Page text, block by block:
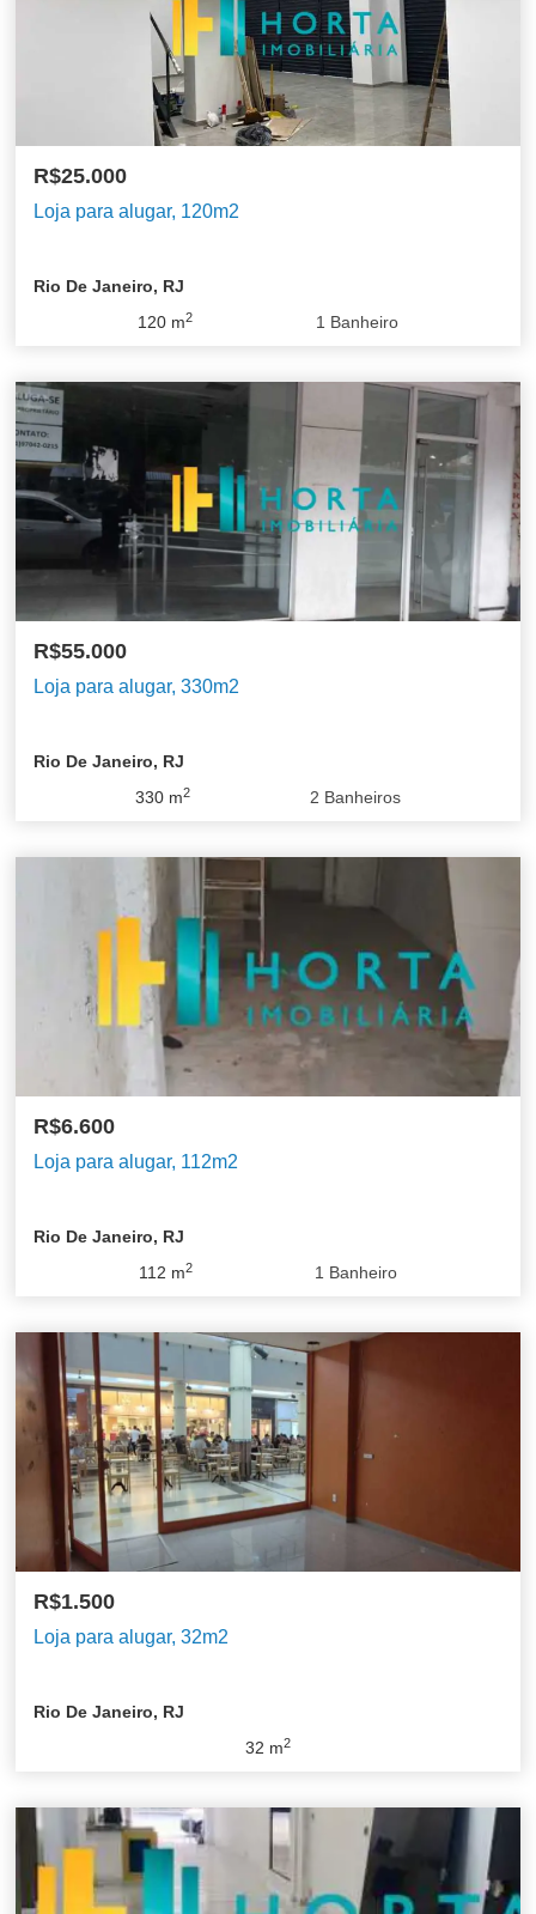
R$25.000
Loja para alugar, 120m2
Rio De Janeiro, RJ
120 m2 1 Banheiro
R$55.000
Loja para alugar, 330m2
Rio De Janeiro, RJ
330 m2 2 Banheiros
R$6.600
Loja para alugar, 112m2
Rio De Janeiro, RJ
112 m2 1 Banheiro
R$1.500
Loja para alugar, 32m2
Rio De Janeiro, RJ
32 m2